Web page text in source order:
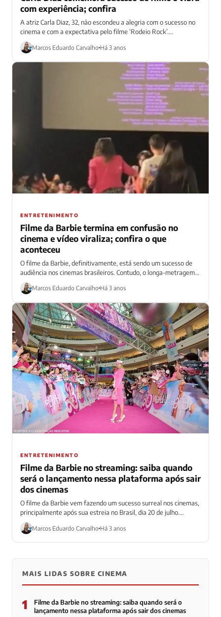
com experiência; confira
A atriz Carla Diaz, 32, não escondeu a alegria com o sucesso no
cinema e com a expectativa pelo filme ‘Rodeio Rock’....
Marcos Eduardo Carvalho Há 3 anos
ENTRETENIMENTO
Filme da Barbie termina em confusão no
cinema e vídeo viraliza; confira o que
aconteceu
O filme da Barbie, definitivamente, está sendo um sucesso de
audiência nos cinemas brasileiros. Contudo, o longa-metragem
não teve apenas glamour, já...
Marcos Eduardo Carvalho Há 3 anos
ENTRETENIMENTO
Filme da Barbie no streaming: saiba quando
será o lançamento nessa plataforma após sair
dos cinemas
O filme da Barbie vem fazendo um sucesso surreal nos cinemas,
principalmente após sua estreia no Brasil, dia 20 de julho.
Desta...
Marcos Eduardo Carvalho Há 3 anos
MAIS LIDAS SOBRE CINEMA
1
Filme da Barbie no streaming: saiba quando será o
lançamento nessa plataforma após sair dos cinemas